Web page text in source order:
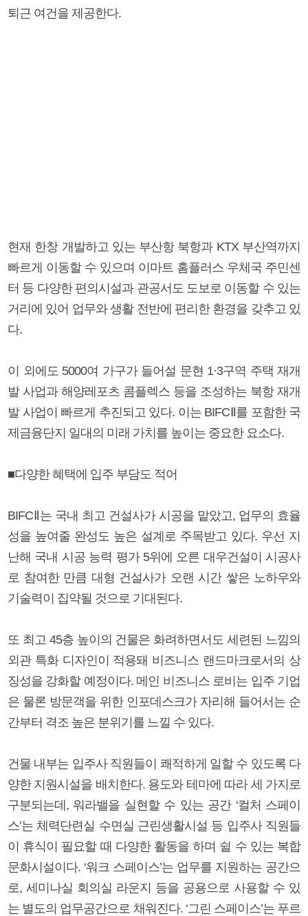
퇴근 여건을 제공한다.
현재 한창 개발하고 있는 부산항 북항과 KTX 부산역까지
빠르게 이동할 수 있으며 이마트 홈플러스 우체국 주민센
터 등 다양한 편의시설과 관공서도 도보로 이동할 수 있는
거리에 있어 업무와 생활 전반에 편리한 환경을 갖추고 있
다.
이 외에도 5000여 가구가 들어설 문현 1·3구역 주택 재개
발 사업과 해양레포츠 콤플렉스 등을 조성하는 북항 재개
발 사업이 빠르게 추진되고 있다. 이는 BIFCⅡ를 포함한 국
제금융단지 일대의 미래 가치를 높이는 중요한 요소다.
■다양한 혜택에 입주 부담도 적어
BIFCⅡ는 국내 최고 건설사가 시공을 맡았고, 업무의 효율
성을 높여줄 완성도 높은 설계로 주목받고 있다. 우선 지
난해 국내 시공 능력 평가 5위에 오른 대우건설이 시공사
로 참여한 만큼 대형 건설사가 오랜 시간 쌓은 노하우와
기술력이 집약될 것으로 기대된다.
또 최고 45층 높이의 건물은 화려하면서도 세련된 느낌의
외관 특화 디자인이 적용돼 비즈니스 랜드마크로서의 상
징성을 강화할 예정이다. 메인 비즈니스 로비는 입주 기업
은 물론 방문객을 위한 인포데스크가 자리해 들어서는 순
간부터 격조 높은 분위기를 느낄 수 있다.
건물 내부는 입주사 직원들이 쾌적하게 일할 수 있도록 다
양한 지원시설을 배치한다. 용도와 테마에 따라 세 가지로
구분되는데, 워라밸을 실현할 수 있는 공간 ‘컬처 스페이
스’는 체력단련실 수면실 근린생활시설 등 입주사 직원들
이 휴식이 필요할 때 다양한 활동을 하며 쉴 수 있는 복합
문화시설이다. ‘워크 스페이스’는 업무를 지원하는 공간으
로, 세미나실 회의실 라운지 등을 공용으로 사용할 수 있
는 별도의 업무공간으로 채워진다. ‘그린 스페이스’는 푸르